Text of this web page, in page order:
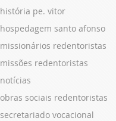
história pe. vitor
hospedagem santo afonso
missionários redentoristas
missões redentoristas
notícias
obras sociais redentoristas
secretariado vocacional